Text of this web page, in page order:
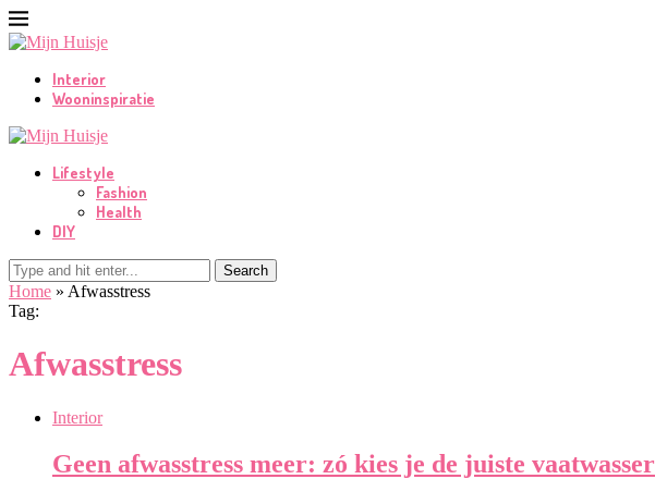
Interior
Wooninspiratie
Lifestyle
Fashion
Health
DIY
Search
Home » Afwasstress
Tag:
Afwasstress
Interior
Geen afwasstress meer: zó kies je de juiste vaatwasser